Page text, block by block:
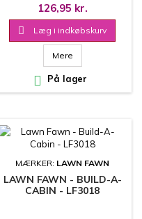
126,95 kr.
 Læg i indkøbskurv
Mere
 På lager
MÆRKER: LAWN FAWN
LAWN FAWN - BUILD-A-
CABIN - LF3018